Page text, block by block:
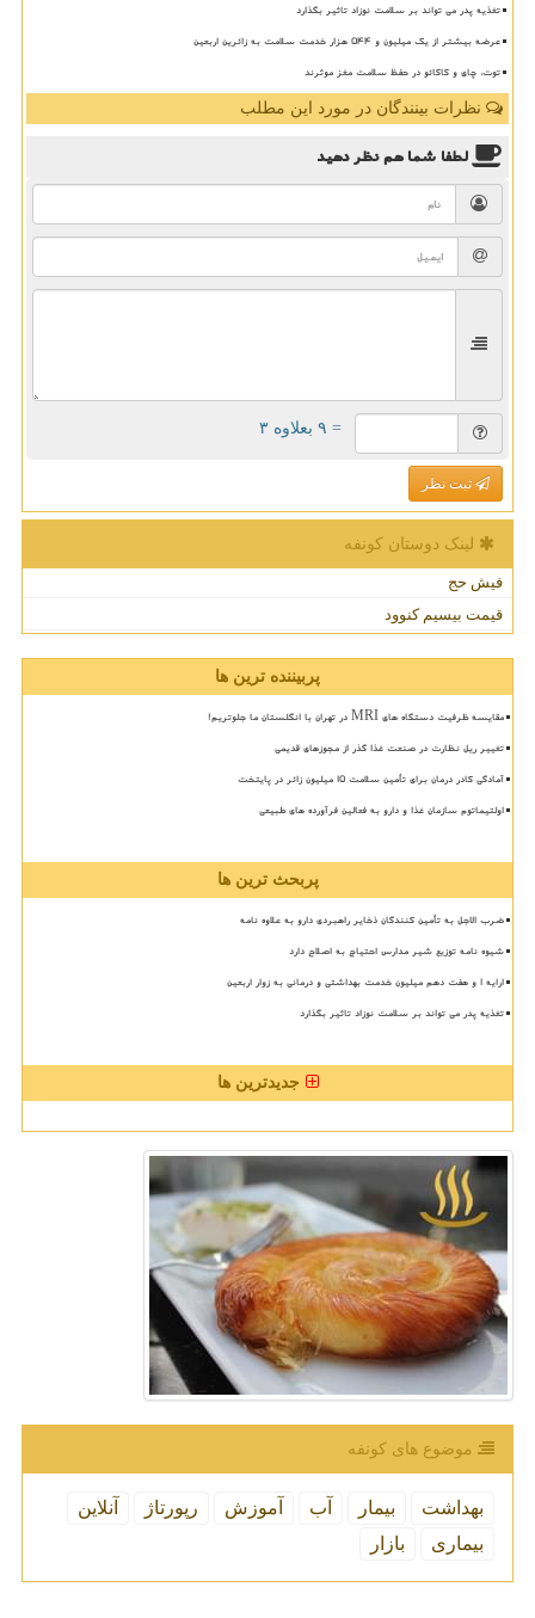
تغذیه پدر می تواند بر سلامت نوزاد تاثیر بگذارد
عرضه بیشتر از یک میلیون و ۵۴۴ هزار خدمت سلامت به زائرین اربعین
توت، چای و کاکائو در حفظ سلامت مغز موثرند
نظرات بینندگان در مورد این مطلب
لطفا شما همنظر دهید
= ۹ بعلاوه ۳
ثبت نظر
لینک دوستان كونفه
فیش حج
قیمت بیسیم کنوود
پربیننده ترین ها
مقایسه ظرفیت دستگاه های MRI در تهران با انگلستان ما جلوتریم!
تغییر ریل نظارت در صنعت غذا گذر از مجوزهای قدیمی
آمادگی کادر درمان برای تأمین سلامت 15 میلیون زائر در پایتخت
اولتیماتوم سازمان غذا و دارو به فعالین فرآورده های طبیعی
پربحث ترین ها
ضرب الاجل به تأمین کنندگان ذخایر راهبردی دارو به علاوه نامه
شیوه نامه توزیع شیر مدارس احتیاج به اصلاح دارد
ارایه ۱ و هفت دهم میلیون خدمت بهداشتی و درمانی به زوار اربعین
تغذیه پدر می تواند بر سلامت نوزاد تاثیر بگذارد
جدیدترین ها
موضوع های كونفه
بهداشت بیمار آب آموزش رپورتاژ
آنلاین
بیماری
بازار